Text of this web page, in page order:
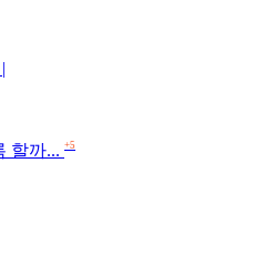
할까... +5